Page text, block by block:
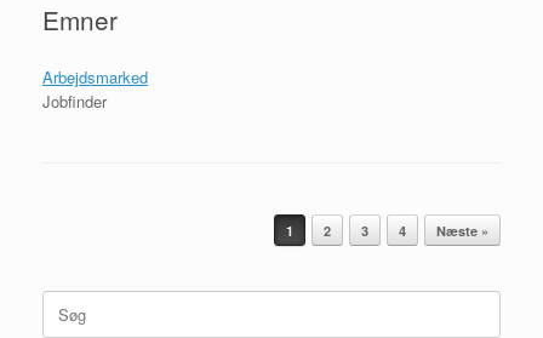
Emner
Arbejdsmarked
Jobfinder
1 2 3 4 Næste »
efter: